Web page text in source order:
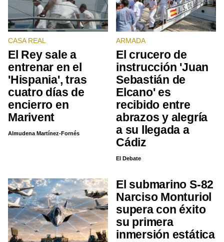
CASA REAL
El Rey sale a
entrenar en el
'Hispania', tras
cuatro días de
encierro en
Marivent
Almudena Martínez-Fornés
ARMADA
El crucero de
instrucción 'Juan
Sebastián de
Elcano' es
recibido entre
abrazos y alegría
a su llegada a
Cádiz
El Debate
El submarino S-82
Narciso Monturiol
supera con éxito
su primera
inmersión estática